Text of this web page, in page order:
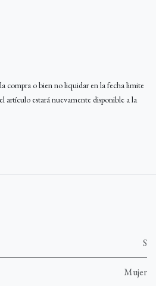
compra o bien no liquidar en la fecha limite
artículo estará nuevamente disponible a la
S
Mujer